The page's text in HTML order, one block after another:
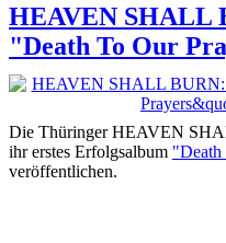
HEAVEN SHALL
"Death To Our
Die Thüringer HEAVEN
ihr erstes Erfolgsalbum "Death
veröffentlichen.